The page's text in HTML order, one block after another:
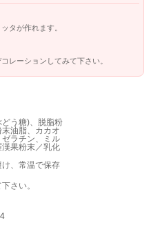
タが作れます。
レーションしてみて下さい。
う糖)、脱脂粉
油脂、カカオ
ラチン、ミル
果粉末／乳化
、常温で保存
さい。